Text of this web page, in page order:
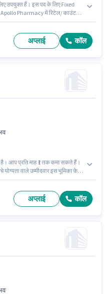
उपयुक्त हैं। इस पद के लिए Fixed
Pharmacy में रिटेल/ काउंटर
और 5 days working प्रति सप्ताह
अप्लाई कॉल
आप प्रति माह ₹1 तक कमा सकते हैं।
वाले उम्मीदवार इस भूमिका के
अप्लाई कॉल